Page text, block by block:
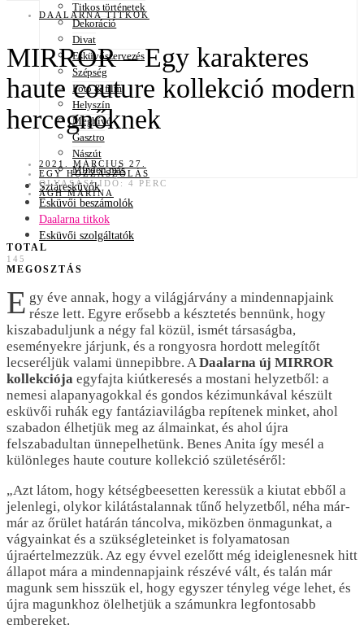
Titkos történetek
Dekoráció
Divat
Esküvőszervezés
Szépség
Fotó & film
Helyszín
Meghívó
Gasztro
Nászút
Minden más
Sztáresküvők
Esküvői beszámolók
Daalarna titkok
Esküvői szolgáltatók
DAALARNA TITKOK
MIRROR – Egy karakteres
haute couture kollekció modern
hercegnőknek
2021. MÁRCIUS 27.
EGY HOZZÁSZÓLÁS
OLVASÁSI IDŐ: 4 PERC
ÁGH MARINA
TOTAL
145
MEGOSZTÁS
E gy éve annak, hogy a világjárvány a mindennapjaink
része lett. Egyre erősebb a késztetés bennünk, hogy
kiszabaduljunk a négy fal közül, ismét társaságba,
eseményekre járjunk, és a rongyosra hordott melegítőt
lecseréljük valami ünnepibbre. A Daalarna új MIRROR
kollekciója egyfajta kiútkeresés a mostani helyzetből: a
nemesi alapanyagokkal és gondos kézimunkával készült
esküvői ruhák egy fantáziavilágba repítenek minket, ahol
szabadon élhetjük meg az álmainkat, és ahol újra
felszabadultan ünnepelhetünk. Benes Anita így mesél a
különleges haute couture kollekció születéséről:
„Azt látom, hogy kétségbeesetten keressük a kiutat ebből a
jelenlegi, olykor kilátástalannak tűnő helyzetből, néha már-
már az őrület határán táncolva, miközben önmagunkat, a
vágyainkat és a szükségleteinket is folyamatosan
újraértelmezzük. Az egy évvel ezelőtt még ideiglenesnek hitt
állapot mára a mindennapjaink részévé vált, és talán már
magunk sem hisszük el, hogy egyszer tényleg vége lehet, és
újra magunkhoz ölelhetjük a számunkra legfontosabb
embereket.